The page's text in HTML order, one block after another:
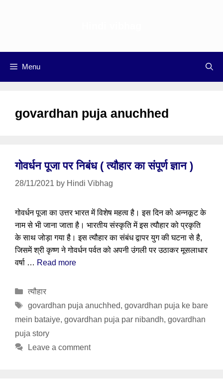
Menu
govardhan puja anuchhed
गोवर्धन पूजा पर निबंध ( त्यौहार का संपूर्ण ज्ञान )
28/11/2021 by Hindi Vibhag
गोवर्धन पूजा का उत्तर भारत में विशेष महत्व है। इस दिन को अन्नकूट के
नाम से भी जाना जाता है। भारतीय संस्कृति में इस त्यौहार को प्रकृति
के साथ जोड़ा गया है। इस त्यौहार का संबंध द्वापर युग की घटना से है,
जिसमें श्री कृष्ण ने गोवर्धन पर्वत को अपनी उंगली पर उठाकर मूसलाधार
वर्षा … Read more
Categories
त्यौहार
Tags
govardhan puja anuchhed, govardhan puja ke bare
mein bataiye, govardhan puja par nibandh, govardhan
puja story
Leave a comment